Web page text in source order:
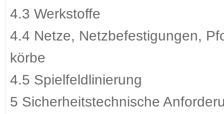
4.3 Werkstoffe
4.4 Netze, Netzbefestigungen,
körbe
4.5 Spielfeldlinierung
5 Sicherheitstechnische